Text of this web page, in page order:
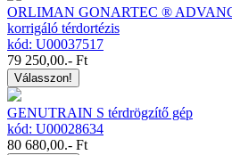
ORLIMAN GONARTEC ®
korrigáló térdortézis
kód: U00037517
79 250,00.- Ft
Válasszon!
GENUTRAIN S térdrögzítő gép
kód: U00028634
80 680,00.- Ft